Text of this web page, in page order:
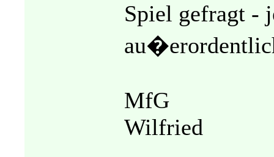
Spiel gefragt -
MfG
Wilfried